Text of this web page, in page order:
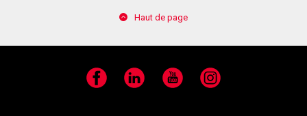
Haut de page
Facebook LinkedIn YouTube Instagram